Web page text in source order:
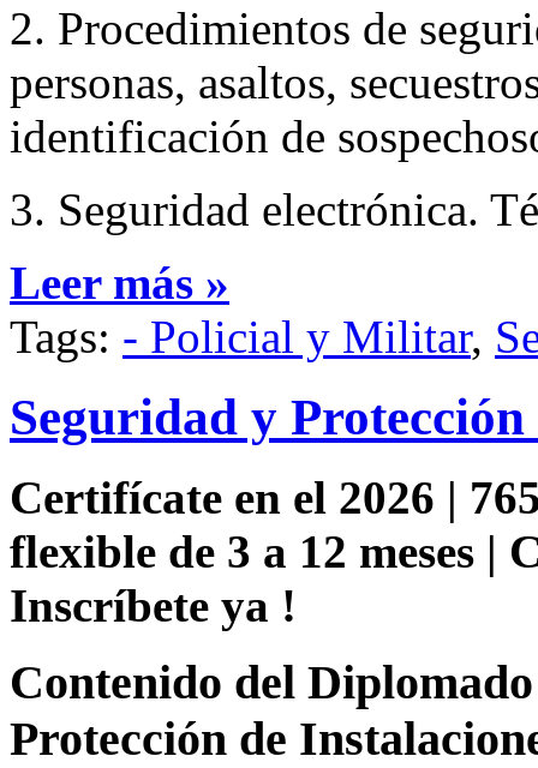
2. Procedimientos de
personas, asaltos,
identificación de
3. Seguridad electrónica.
Leer más »
Tags: - Policial y Militar,
Seguridad y
Certifícate en el 2026 |
flexible de 3 a 12 meses |
Inscríbete ya !
Contenido del
Protección de